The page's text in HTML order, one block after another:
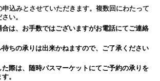
込みとさせていただきます。複数回にわたって
い。
は、お手数ではございますがお電話にてご連絡
ちの承りは出来かねますので、ご了承ください
際は、随時パスマーケットにてご予約の承りを
。